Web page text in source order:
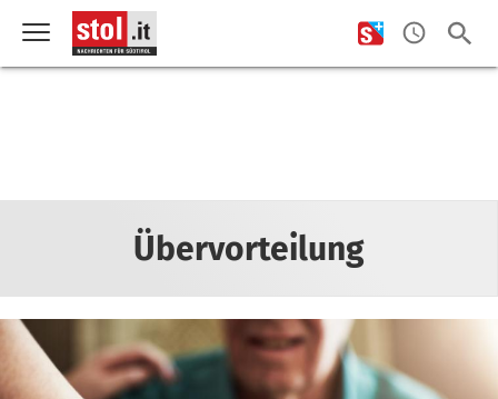
Übervorteilung